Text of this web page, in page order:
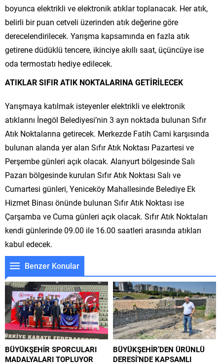
boyunca elektrikli ve elektronik atıklar toplanacak. Her atık,
belirli bir puan cetveli üzerinden atık değerine göre
derecelendirilecek. Yarışma kapsamında en fazla atık
getirene düdüklü tencere, ikinciye akıllı saat, üçüncüye ise
oda termostatı hediye edilecek.
ATIKLAR SIFIR ATIK NOKTALARINA GETİRİLECEK
Yarışmaya katılmak isteyenler elektrikli ve elektronik
atıklarını İnegöl Belediyesi’nin 3 ayrı noktada bulunan Sıfır
Atık Noktalarına getirecek. Merkezde Fatih Cami karşısında
bulunan alanda yer alan Sıfır Atık Noktası Pazartesi ve
Perşembe günleri açık olacak. Alanyurt bölgesinde Salı
Pazarı bölgesinde kurulan Sıfır Atık Noktası Salı ve
Cumartesi günleri, Yeniceköy Mahallesinde Belediye Ek
Hizmet Binası önünde bulunan Sıfır Atık Noktası ise
Çarşamba ve Cuma günleri açık olacak. Sıfır Atık Noktaları
kendi günlerinde 09.00 ile 16.00 saatleri arasında atıkları
kabul edecek.
Benzer Konular
BÜYÜKŞEHİR SPORCULARI
MADALYALARI TOPLUYOR
BÜYÜKŞEHİR’DEN ÜRÜNLÜ
DERESİ’NDE KAPSAMLI